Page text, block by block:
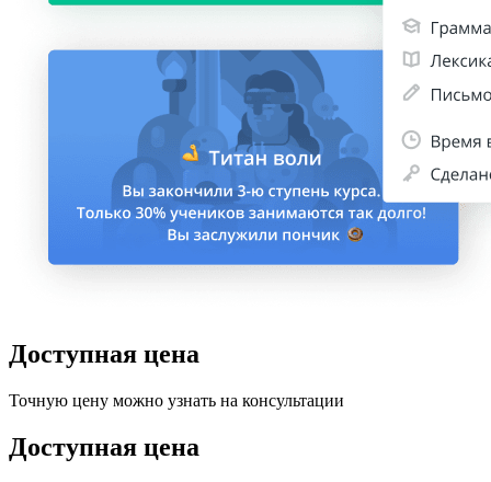
Доступная цена
Точную цену можно узнать на консультации
Доступная цена